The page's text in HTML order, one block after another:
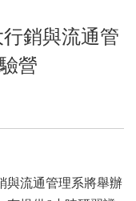
銷與流通管
營
與流通管理系將舉辦